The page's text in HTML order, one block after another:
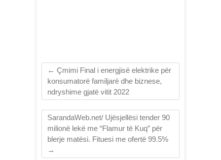
← Çmimi Final i energjisë elektrike për
konsumatorë familjarë dhe biznese,
ndryshime gjatë vitit 2022
SarandaWeb.net/ Ujësjellësi tender 90
milionë lekë me “Flamur të Kuq” për
blerje matësi. Fituesi me ofertë 99.5%
→